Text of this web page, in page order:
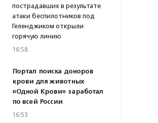
пострадавших в результате
атаки беспилотников под
Геленджиком открыли
горячую линию
16:58
Портал поиска доноров
крови для животных
«Одной Крови» заработал
по всей России
16:53